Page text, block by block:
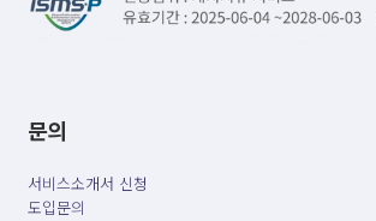
문의
서비스소개서 신청
도입문의